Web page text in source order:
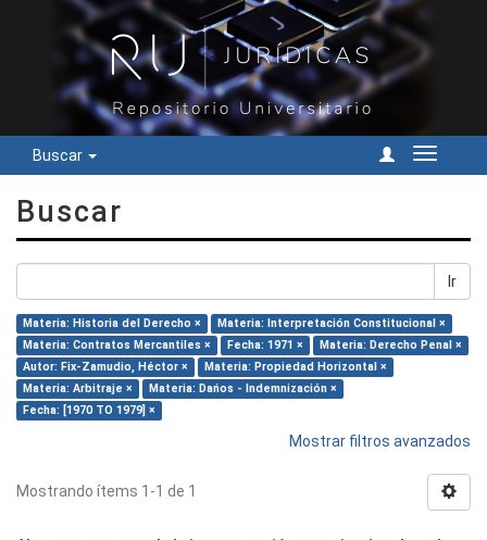
Buscar
Cambiar
Buscar
Ir
Materia: Historia del Derecho ×
Materia: Interpretación Constitucional ×
Materia: Contratos Mercantiles ×
Fecha: 1971 ×
Materia: Derecho Penal ×
Autor: Fix-Zamudio, Héctor ×
Materia: Propiedad Horizontal ×
Materia: Arbitraje ×
Materia: Dańos - Indemnización ×
Fecha: [1970 TO 1979] ×
Mostrar filtros avanzados
Mostrando ítems 1-1 de 1